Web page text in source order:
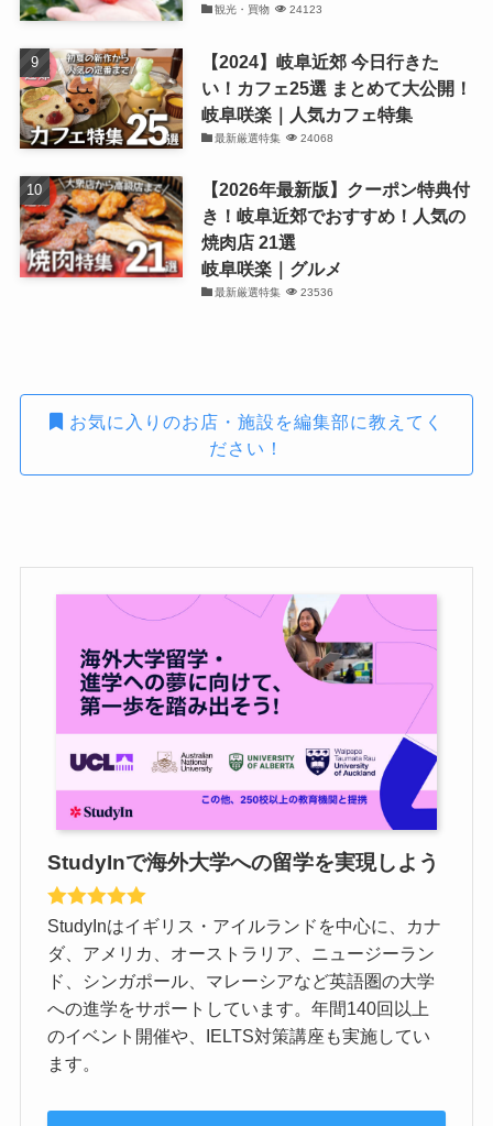
観光・買物 24123
【2024】岐阜近郊 今日行きた
い！カフェ25選 まとめて大公開！
岐阜咲楽｜人気カフェ特集
最新厳選特集 24068
【2026年最新版】クーポン特典付
き！岐阜近郊でおすすめ！人気の
焼肉店 21選
岐阜咲楽｜グルメ
最新厳選特集 23536
お気に入りのお店・施設を編集部に教えてく
ださい！
StudyInで海外大学への留学を実現しよう
StudyInはイギリス・アイルランドを中心に、カナ
ダ、アメリカ、オーストラリア、ニュージーラン
ド、シンガポール、マレーシアなど英語圏の大学
への進学をサポートしています。年間140回以上
のイベント開催や、IELTS対策講座も実施してい
ます。